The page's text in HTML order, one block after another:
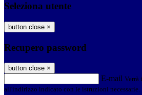
Seleziona utente
button close ×
Recupero password
button close ×
E-mail Verrà
all'indirizzo indicato con le istruzioni necessarie.